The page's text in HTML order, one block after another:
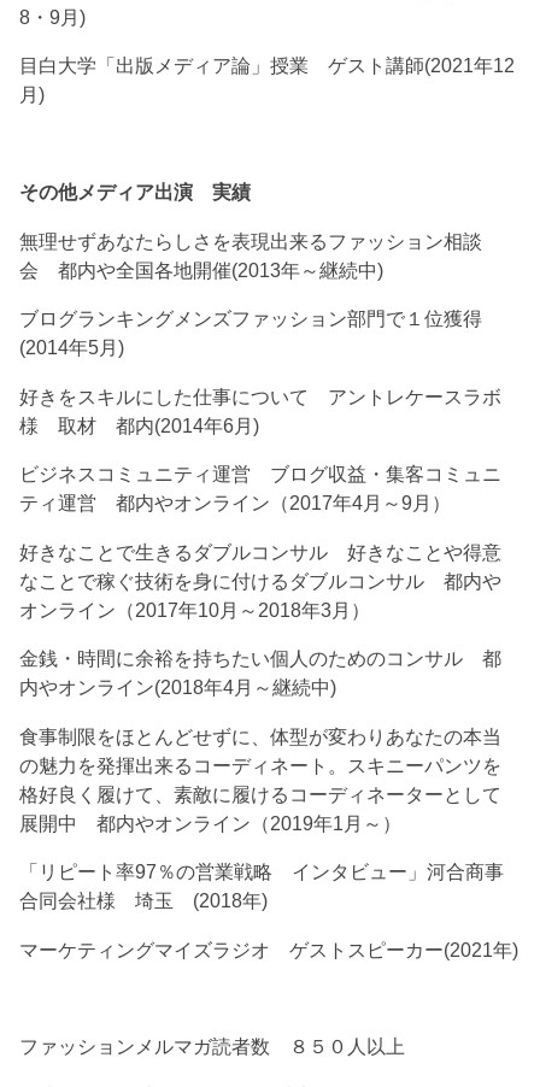
8・9月)
目白大学「出版メディア論」授業 ゲスト講師(2021年12
月)
その他メディア出演 実績
無理せずあなたらしさを表現出来るファッション相談
会 都内や全国各地開催(2013年～継続中)
ブログランキングメンズファッション部門で１位獲得
(2014年5月)
好きをスキルにした仕事について アントレケースラボ
様 取材 都内(2014年6月)
ビジネスコミュニティ運営 ブログ収益・集客コミュニ
ティ運営 都内やオンライン（2017年4月～9月）
好きなことで生きるダブルコンサル 好きなことや得意
なことで稼ぐ技術を身に付けるダブルコンサル 都内や
オンライン（2017年10月～2018年3月）
金銭・時間に余裕を持ちたい個人のためのコンサル 都
内やオンライン(2018年4月～継続中)
食事制限をほとんどせずに、体型が変わりあなたの本当
の魅力を発揮出来るコーディネート。スキニーパンツを
格好良く履けて、素敵に履けるコーディネーターとして
展開中 都内やオンライン（2019年1月～）
「リピート率97％の営業戦略 インタビュー」河合商事
合同会社様 埼玉 (2018年)
マーケティングマイズラジオ ゲストスピーカー(2021年)
ファッションメルマガ読者数 ８５０人以上